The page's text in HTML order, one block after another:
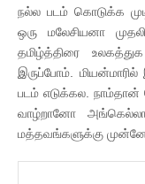
நல்ல படம் கொடுக்க
ஒரு மலேசியனா
தமிழ்த்திரை
இருப்போம்.
படம் எடுக்கல.
வாழ்றானோ
மத்தவங்களுக்கு